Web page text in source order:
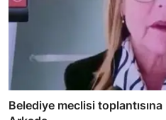
Belediye meclisi